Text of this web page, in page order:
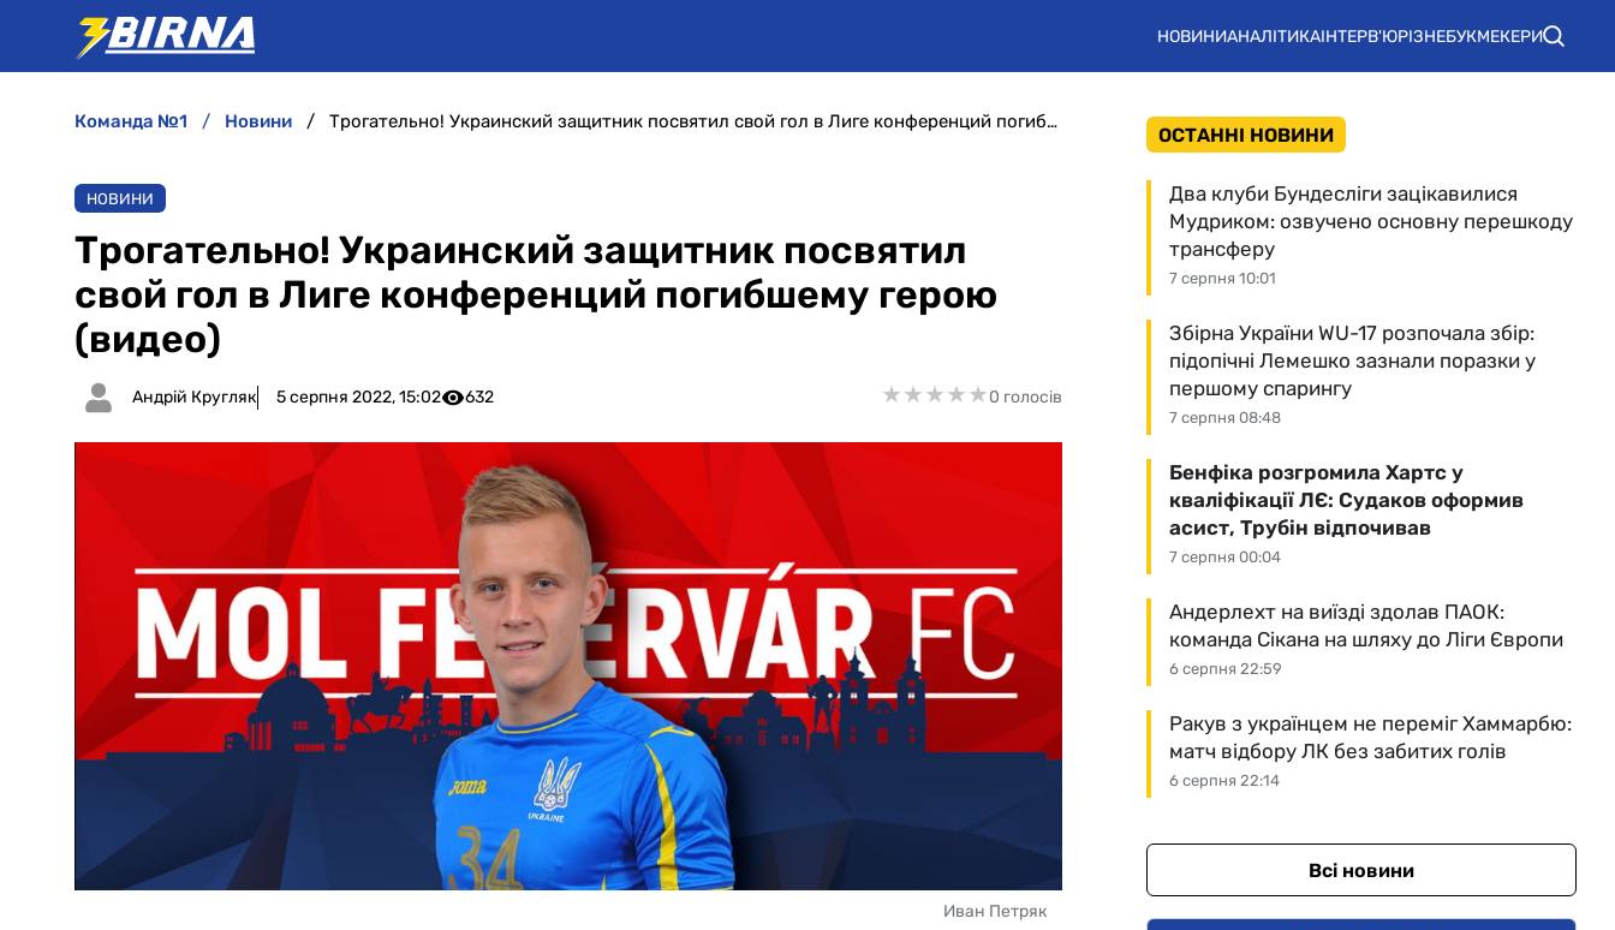
НОВИНИАНАЛІТИКАІНТЕРВ'ЮРІЗНЕБУКМЕКЕРИ
команда №1 новини Трогательно! Украинский защитник посвятил свой гол в Лиге конференций погибшему герою (видео)
НОВИНИ
Трогательно! Украинский защитник посвятил
свой гол в Лиге конференций погибшему герою
(видео)
Андрій Кругляк 5 серпня 2022, 15:02 632 ★★★★★
★★★★★0 голосів
Иван Петряк
ОСТАННІ НОВИНИ
7 серпня 10:01
Два клуби Бундесліги зацікавилися
Мудриком: озвучено основну перешкоду
трансферу
7 серпня 08:48
Збірна України WU-17 розпочала збір:
підопічні Лемешко зазнали поразки у
першому спарингу
7 серпня 00:04
Бенфіка розгромила Хартс у
кваліфікації ЛЄ: Судаков оформив
асист, Трубін відпочивав
6 серпня 22:59
Андерлехт на виїзді здолав ПАОК:
команда Сікана на шляху до Ліги Європи
6 серпня 22:14
Ракув з українцем не переміг Хаммарбю:
матч відбору ЛК без забитих голів
Всі новини